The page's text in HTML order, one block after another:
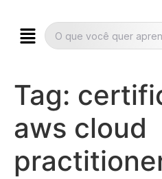
Tag:
aws cloud